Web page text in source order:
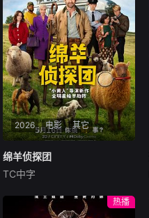
水平。作为世界经典教材，其
由浅入深、逐步升级。课程亮
点突出，便于反复学习，内容
干货满满，且外研社出版，更
贴合中国孩子，是提升英语能
力的优质选择。
2026 电影 其它
绵羊侦探团
牧羊人乔治（休·杰克曼
绵羊侦探团
TC中字
热播